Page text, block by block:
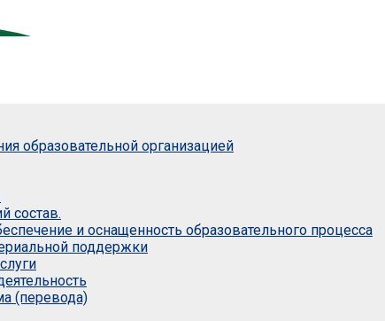
образовательной организацией
состав.
и оснащенность образовательного процесса
поддержки
(перевода)